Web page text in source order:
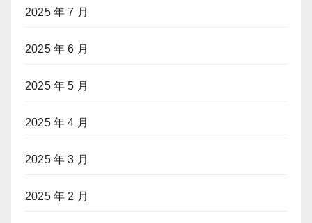
2025 年 7 月
2025 年 6 月
2025 年 5 月
2025 年 4 月
2025 年 3 月
2025 年 2 月